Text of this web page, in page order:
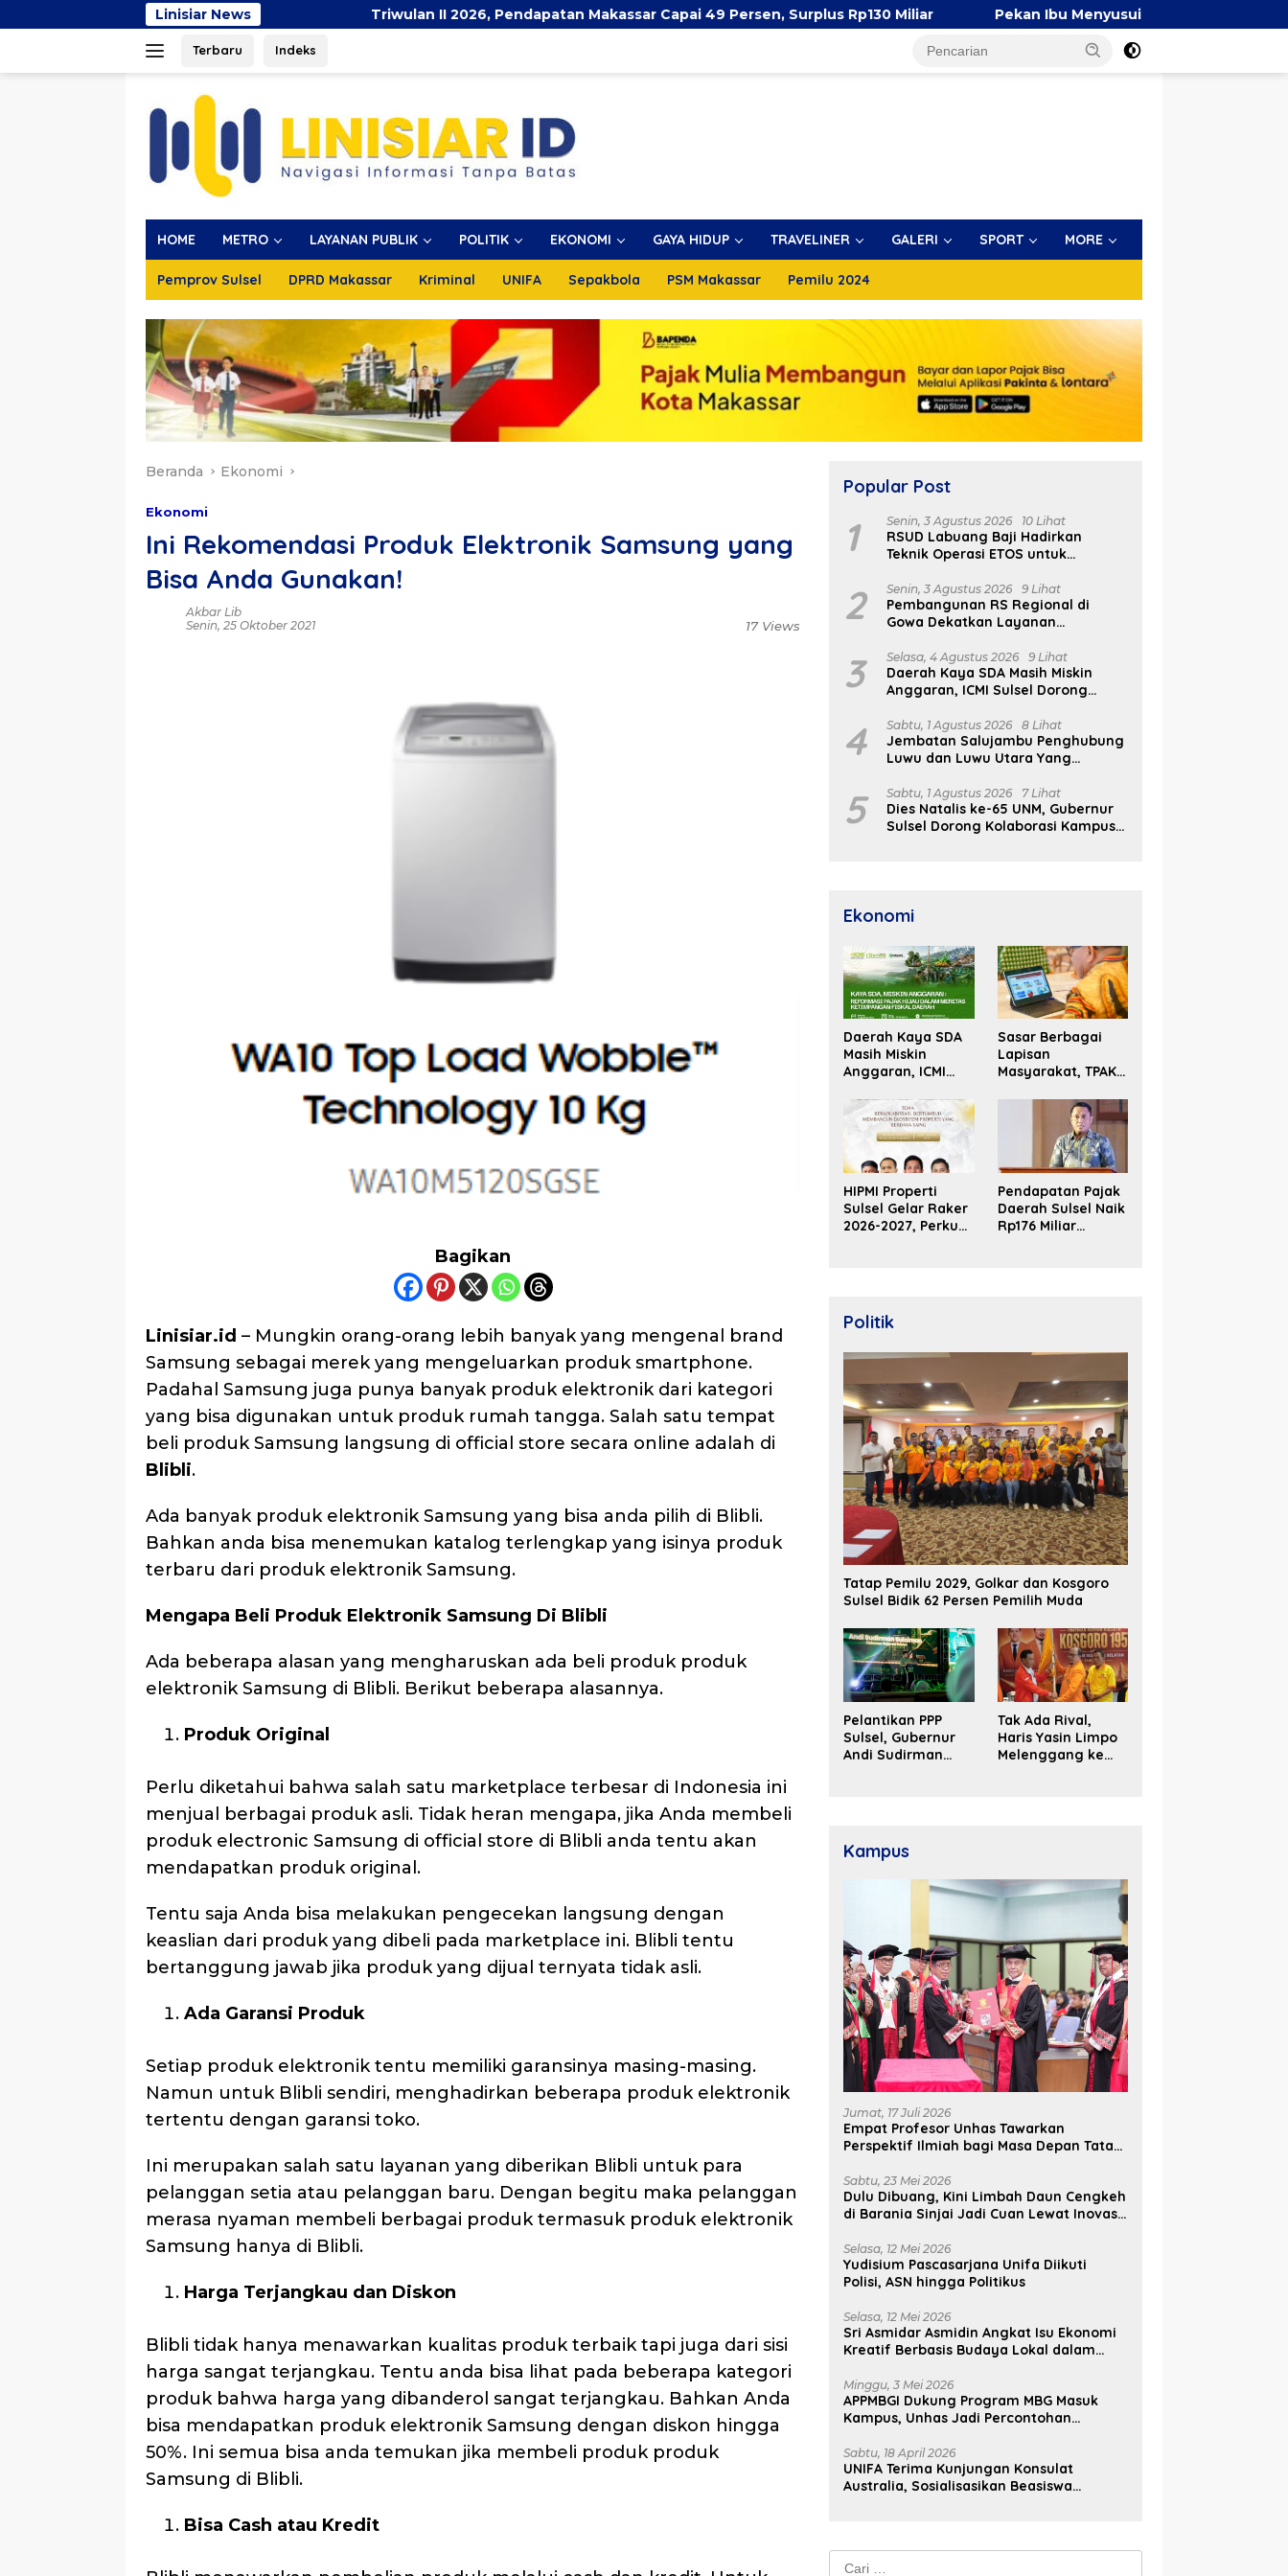
ke
Linisiar NewsTriwulan II 2026, Pendapatan Makassar Capai 49 Persen, Surplus Rp130 Miliar Pekan Ibu Menyusui Dunia 2026, TP PKK Makassar
Terbaru Indeks
HOME METRO LAYANAN PUBLIK POLITIK EKONOMI GAYA HIDUP TRAVELINER GALERI SPORT MORE
Pemprov Sulsel DPRD Makassar Kriminal UNIFA Sepakbola PSM Makassar Pemilu 2024
Beranda Ekonomi
Ekonomi
Ini Rekomendasi Produk Elektronik Samsung yang
Bisa Anda Gunakan!
Akbar Lib
Senin, 25 Oktober 2021
17 Views
Bagikan
Linisiar.id – Mungkin orang-orang lebih banyak yang mengenal brand
Samsung sebagai merek yang mengeluarkan produk smartphone.
Padahal Samsung juga punya banyak produk elektronik dari kategori
yang bisa digunakan untuk produk rumah tangga. Salah satu tempat
beli produk Samsung langsung di official store secara online adalah di
Blibli.
Ada banyak produk elektronik Samsung yang bisa anda pilih di Blibli.
Bahkan anda bisa menemukan katalog terlengkap yang isinya produk
terbaru dari produk elektronik Samsung.
Mengapa Beli Produk Elektronik Samsung Di Blibli
Ada beberapa alasan yang mengharuskan ada beli produk produk
elektronik Samsung di Blibli. Berikut beberapa alasannya.
Produk Original
Perlu diketahui bahwa salah satu marketplace terbesar di Indonesia ini
menjual berbagai produk asli. Tidak heran mengapa, jika Anda membeli
produk electronic Samsung di official store di Blibli anda tentu akan
mendapatkan produk original.
Tentu saja Anda bisa melakukan pengecekan langsung dengan
keaslian dari produk yang dibeli pada marketplace ini. Blibli tentu
bertanggung jawab jika produk yang dijual ternyata tidak asli.
Ada Garansi Produk
Setiap produk elektronik tentu memiliki garansinya masing-masing.
Namun untuk Blibli sendiri, menghadirkan beberapa produk elektronik
tertentu dengan garansi toko.
Ini merupakan salah satu layanan yang diberikan Blibli untuk para
pelanggan setia atau pelanggan baru. Dengan begitu maka pelanggan
merasa nyaman membeli berbagai produk termasuk produk elektronik
Samsung hanya di Blibli.
Harga Terjangkau dan Diskon
Blibli tidak hanya menawarkan kualitas produk terbaik tapi juga dari sisi
harga sangat terjangkau. Tentu anda bisa lihat pada beberapa kategori
produk bahwa harga yang dibanderol sangat terjangkau. Bahkan Anda
bisa mendapatkan produk elektronik Samsung dengan diskon hingga
50%. Ini semua bisa anda temukan jika membeli produk produk
Samsung di Blibli.
Bisa Cash atau Kredit
Popular Post
1 Senin, 3 Agustus 2026 10 Lihat
RSUD Labuang Baji Hadirkan
Teknik Operasi ETOS untuk
Indikasi Medis
2 Senin, 3 Agustus 2026 9 Lihat
Pembangunan RS Regional di
Gowa Dekatkan Layanan
3 Selasa, 4 Agustus 2026 9 Lihat
Daerah Kaya SDA Masih Miskin
Anggaran, ICMI Sulsel Dorong
4 Sabtu, 1 Agustus 2026 8 Lihat
Jembatan Salujambu Penghubung
Luwu dan Luwu Utara Yang
Difungsikan
5 Sabtu, 1 Agustus 2026 7 Lihat
Dies Natalis ke-65 UNM, Gubernur
Sulsel Dorong Kolaborasi Kampus
Ekonomi
Daerah Kaya SDA
Masih Miskin
Anggaran, ICMI
Reformasi Fiskal
Sasar Berbagai
Lapisan
Masyarakat, TPAKD
Inklusi Keuangan
HIPMI Properti
Sulsel Gelar Raker
2026-2027, Perkuat
Pendapatan Pajak
Daerah Sulsel Naik
Rp176 Miliar
Politik
Tatap Pemilu 2029, Golkar dan Kosgoro
Sulsel Bidik 62 Persen Pemilih Muda
Pelantikan PPP
Sulsel, Gubernur
Andi Sudirman
Tak Ada Rival,
Haris Yasin Limpo
Melenggang ke
Kampus
Jumat, 17 Juli 2026
Empat Profesor Unhas Tawarkan
Perspektif Ilmiah bagi Masa Depan Tata
Budaya
Sabtu, 23 Mei 2026
Dulu Dibuang, Kini Limbah Daun Cengkeh
di Barania Sinjai Jadi Cuan Lewat Inovasi
Selasa, 12 Mei 2026
Yudisium Pascasarjana Unifa Diikuti
Polisi, ASN hingga Politikus
Selasa, 12 Mei 2026
Sri Asmidar Asmidin Angkat Isu Ekonomi
Kreatif Berbasis Budaya Lokal dalam
Minggu, 3 Mei 2026
APPMBGI Dukung Program MBG Masuk
Kampus, Unhas Jadi Percontohan
Sabtu, 18 April 2026
UNIFA Terima Kunjungan Konsulat
Australia, Sosialisasikan Beasiswa
Cari